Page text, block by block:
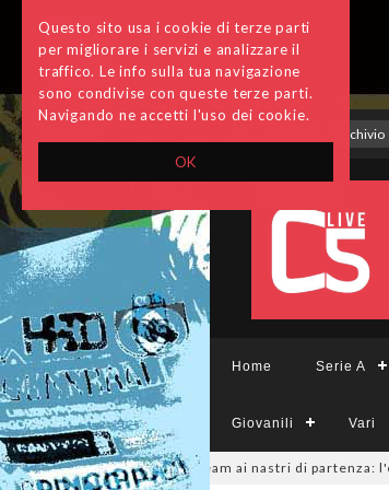
OK
Questo sito usa i cookie di terze parti
per migliorare i servizi e analizzare il
traffico. Le info sulla tua navigazione
sono condivise con queste terze parti.
Navigando ne accetti l'uso dei cookie.
Archivio
Home Serie A
Giovanili Vari
sono 14 i team ai nastri di partenza: l'elenco